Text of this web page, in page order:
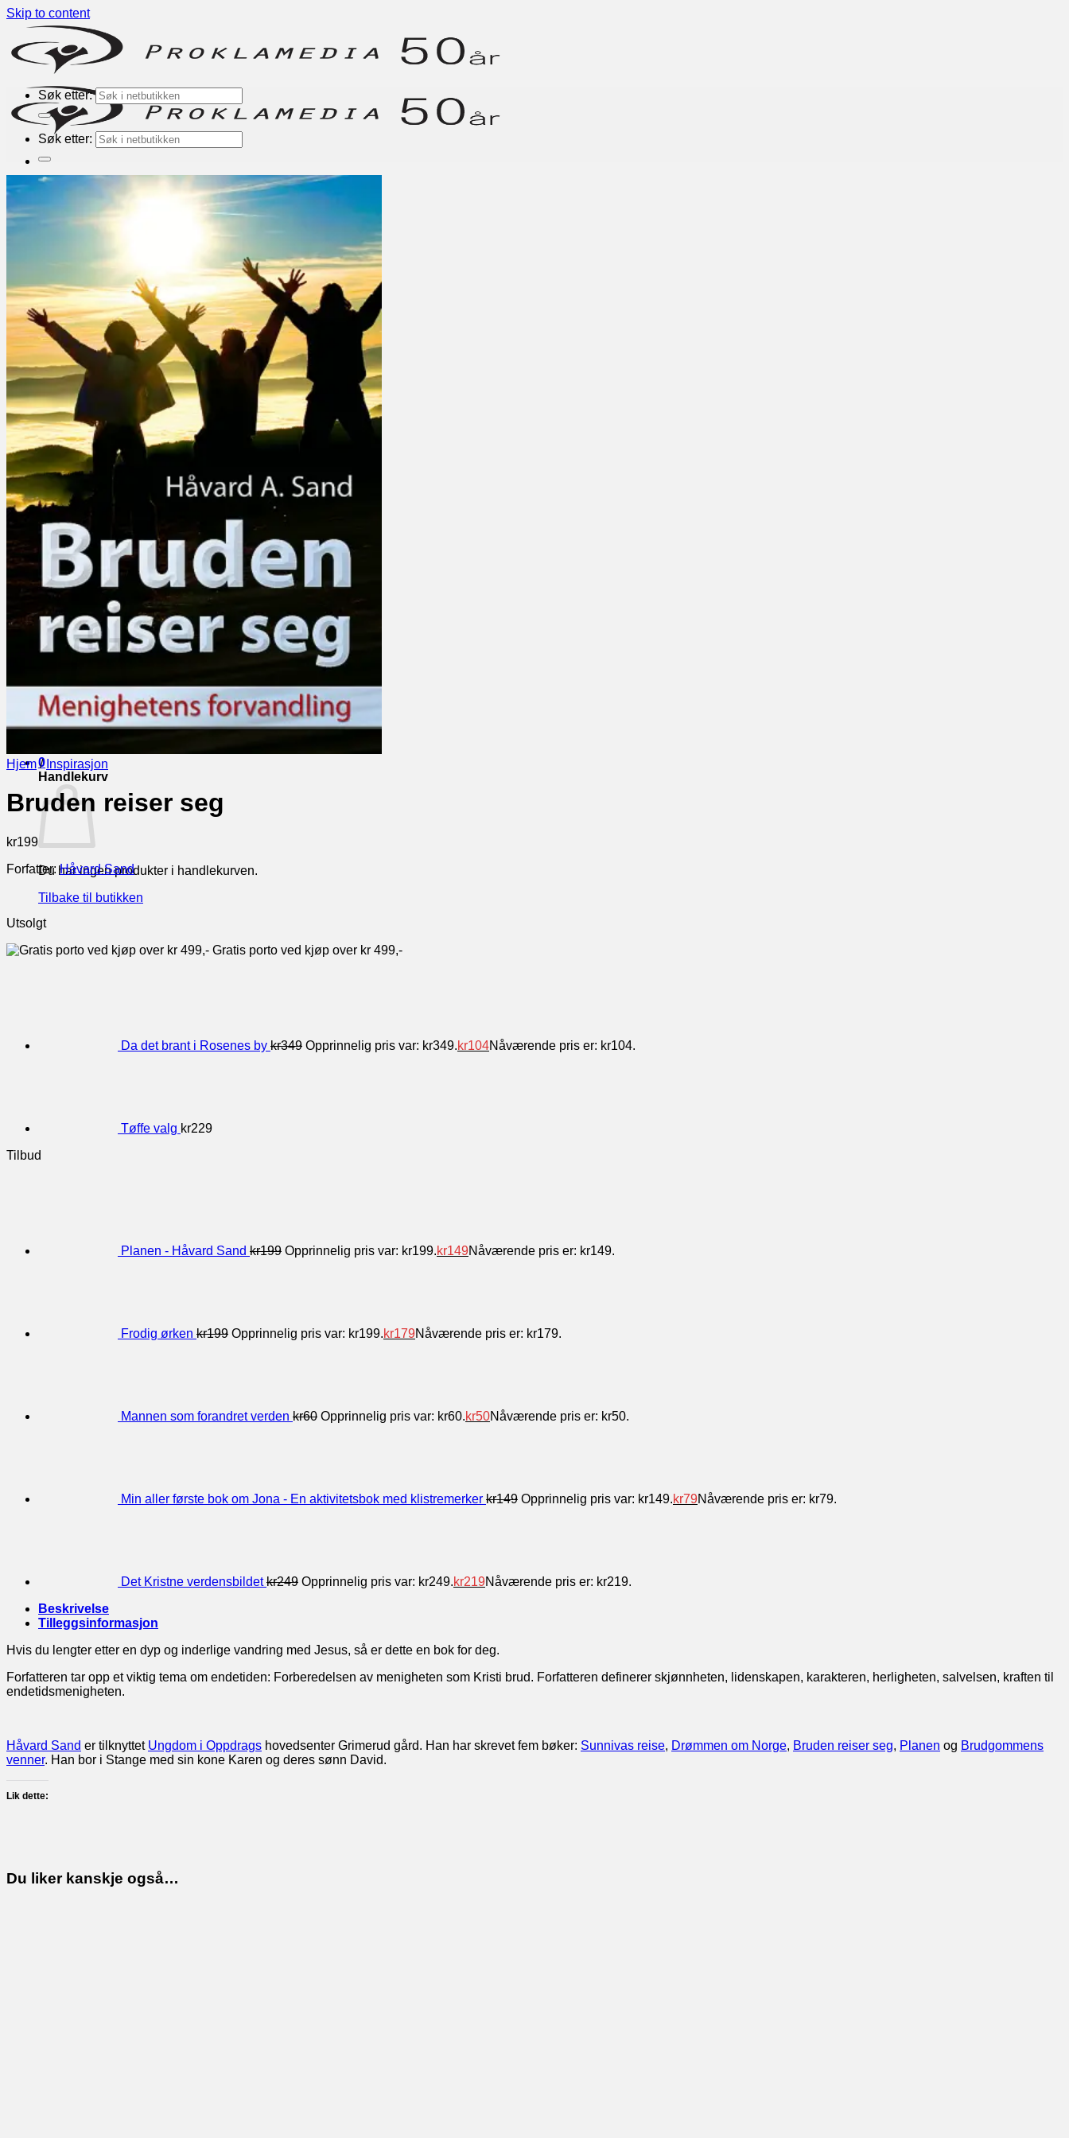
Skip to content
Nyheter
Bøker
Kategorier
Romaner
Alphakurs
Engelske
Andre forlag
TEMA
Bønn
Evangelisering
Trosforsvar
Barn og Unge
Barn
Aktivitetsbøker for barn
Ungdom
Konfirmasjon
SOMMERSALG
Hjem
Logg inn
Kasse +
0
Du har ingen produkter i handlekurven.
0
Handlekurv
Du har ingen produkter i handlekurven.
Tilbake til butikken
Søk etter:
Søk etter:
Hjem / Inspirasjon
Bruden reiser seg
kr199
Forfatter:Håvard Sand
Utsolgt
Gratis porto ved kjøp over kr 499,-
Da det brant i Rosenes by kr349 Opprinnelig pris var: kr349.kr104Nåværende pris er: kr104.
Tøffe valg kr229
Tilbud
Planen - Håvard Sand kr199 Opprinnelig pris var: kr199.kr149Nåværende pris er: kr149.
Frodig ørken kr199 Opprinnelig pris var: kr199.kr179Nåværende pris er: kr179.
Mannen som forandret verden kr60 Opprinnelig pris var: kr60.kr50Nåværende pris er: kr50.
Min aller første bok om Jona - En aktivitetsbok med klistremerker kr149 Opprinnelig pris var: kr149.kr79Nåværende pris er: kr79.
Det Kristne verdensbildet kr249 Opprinnelig pris var: kr249.kr219Nåværende pris er: kr219.
Beskrivelse
Tilleggsinformasjon
Hvis du lengter etter en dyp og inderlige vandring med Jesus, så er dette en bok for deg.
Forfatteren tar opp et viktig tema om endetiden: Forberedelsen av menigheten som Kristi brud. Forfatteren definerer skjønnheten, lidenskapen, karakteren, herligheten, salvelsen, kraften til
endetidsmenigheten.
Håvard Sand er tilknyttet Ungdom i Oppdrags hovedsenter Grimerud gård. Han har skrevet fem bøker: Sunnivas reise, Drømmen om Norge, Bruden reiser seg, Planen og Brudgommens
venner. Han bor i Stange med sin kone Karen og deres sønn David.
Lik dette:
Du liker kanskje også…